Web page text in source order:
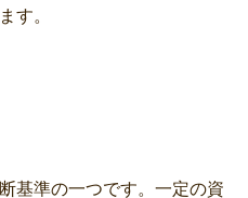
す。
基準の一つです。一定の資